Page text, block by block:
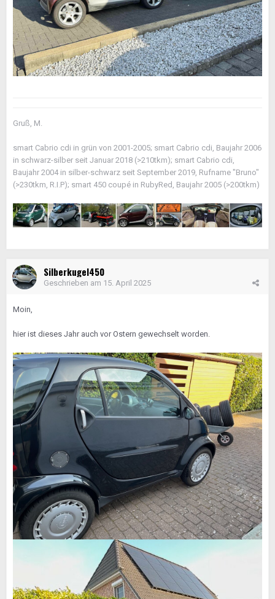
Gruß, M.
smart Cabrio cdi in grün von 2001-2005; smart Cabrio cdi, Baujahr 2006
in schwarz-silber seit Januar 2018 (>210tkm); smart Cabrio cdi,
Baujahr 2004 in silber-schwarz seit September 2019, Rufname "Bruno"
(>230tkm, R.I.P); smart 450 coupé in RubyRed, Baujahr 2005 (>200tkm)
Silberkugel450
Geschrieben am 15. April 2025
Moin,
hier ist dieses Jahr auch vor Ostern gewechselt worden.